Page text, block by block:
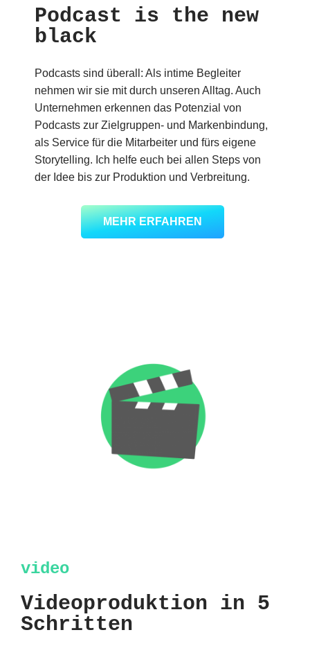
Podcast is the new
black
Podcasts sind überall: Als intime Begleiter
nehmen wir sie mit durch unseren Alltag. Auch
Unternehmen erkennen das Potenzial von
Podcasts zur Zielgruppen- und Markenbindung,
als Service für die Mitarbeiter und fürs eigene
Storytelling. Ich helfe euch bei allen Steps von
der Idee bis zur Produktion und Verbreitung.
MEHR ERFAHREN
video
Videoproduktion in 5
Schritten